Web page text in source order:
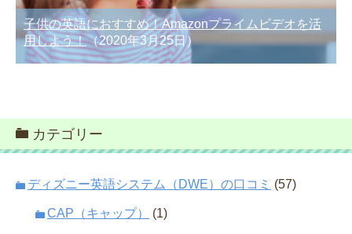
子供の英語におすすめ！Amazonプライムビデオを活
用しよう！（2020年3月25日）
カテゴリー
ディズニー英語システム（DWE）の口コミ (57)
CAP（キャップ） (1)